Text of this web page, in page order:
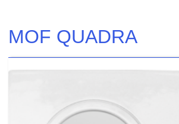
MOF QUADRA